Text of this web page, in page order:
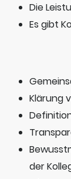
Die
Es gibt
Klärung
der